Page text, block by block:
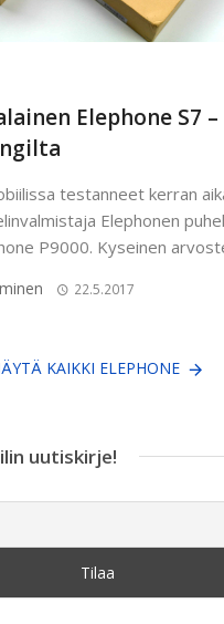
Elephone S7
testanneet kerran
Elephonen
P9000. Kyseinen
22.5.2017
KAIKKI ELEPHONE
uutiskirje!